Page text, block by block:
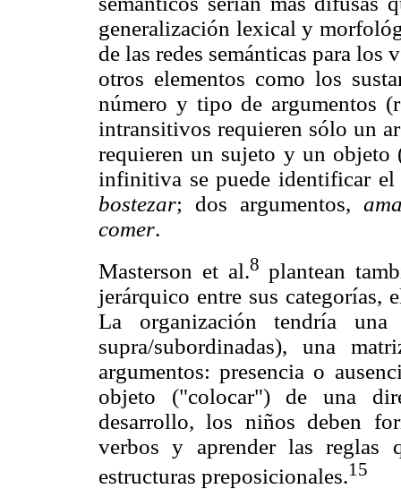
generalización lexical y
de las redes semánticas para los
otros elementos como los
número y tipo de argumentos
intransitivos requieren sólo un
requieren un sujeto y un objeto
infinitiva se puede identificar el
bostezar; dos argumentos,
comer.
Masterson et al.8 plantean
jerárquico entre sus categorías,
La organización tendría una
supra/subordinadas), una
argumentos: presencia o
objeto ("colocar") de una
desarrollo, los niños deben
verbos y aprender las reglas
estructuras preposicionales.15